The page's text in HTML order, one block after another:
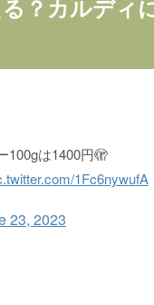
？カルディ
100gは1400円🫣
1Fc6nywufA
23, 2023